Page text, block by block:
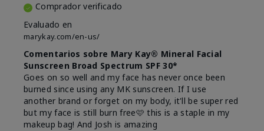
Comprador verificado
Evaluado en
marykay.com/en-us/
Comentarios sobre Mary Kay® Mineral Facial
Sunscreen Broad Spectrum SPF 30*
Goes on so well and my face has never once been
burned since using any MK sunscreen. If I use
another brand or forget on my body, it'll be super red
but my face is still burn free🩷 this is a staple in my
makeup bag! And Josh is amazing